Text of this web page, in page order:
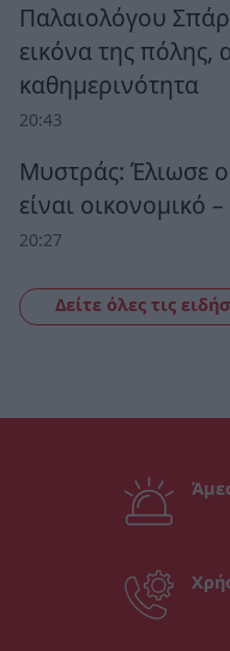
Παλαιολόγου
εικόνα της πόλης,
καθημερινότητα
20:43
Μυστράς: Έλιωσε
είναι οικονομικό
20:27
Δείτε όλες τις